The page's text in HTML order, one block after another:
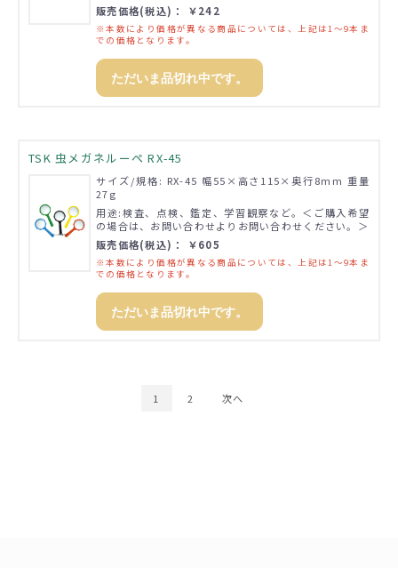
販売価格(税込)： ￥242
※本数により価格が異なる商品については、上記は1～9本ま
での価格となります。
ただいま品切れ中です。
TSK 虫メガネルーペ RX-45
サイズ/規格: RX-45 幅55×高さ115×奥行8mm 重量
27g
用途:検査、点検、鑑定、学習観察など。＜ご購入希望
の場合は、お問い合わせよりお問い合わせください。＞
販売価格(税込)： ￥605
※本数により価格が異なる商品については、上記は1～9本ま
での価格となります。
ただいま品切れ中です。
1 2 次へ